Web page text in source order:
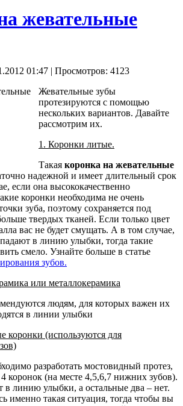
жевательные
01:47 | Просмотров: 4123
Жевательные зубы
протезируются с помощью
нескольких вариантов. Давайте
рассмотрим их.
1. Коронки литые.
Такая коронка на жевательные
надежной и имеет длительный срок
если она высококачественно
коронки необходима не очень
зуба, поэтому сохраняется под
твердых тканей. Если только цвет
вас не будет смущать. А в том случае,
в линию улыбки, тогда такие
смело. Узнайте больше в статье
зубов.
или металлокерамика
людям, для которых важен их
в линии улыбки
коронки (используются для
разработать мостовидный протез,
коронок (на месте 4,5,6,7 нижних зубов).
в линию улыбки, а остальные два – нет.
именно такая ситуация, тогда чтобы вы